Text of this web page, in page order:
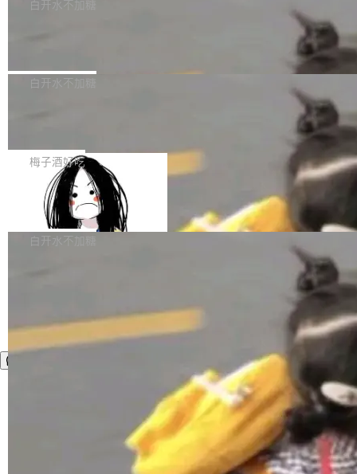
获配9...
题，该问题可能导致在旧版 Linux 内核...
P）！这一里程碑不仅标志着 Fluss 迈入新的发
白开水不加糖
长期停止内容更新，未能实现其作为“AI版维基百
提交的编辑请求也长期处于待处理状态。 Groki
pedia 于去年底上线，定位为由人工智能生成内
容的百科平台，被马斯克视为传统众包百科网站
维基百科的替代方案。Lawfare 调查发现，无论
热门页面还是低关注度页面，均未出现近期更
白开水不加糖
是这样的：配 MessageSource 的 Bean、写 R
eloadableResourceBundleMessageSource、
声明 LocaleResolver、注册 LocaleChangeInt
erceptor…五六步之后才能看到第一行翻译文
本。 Solon 换了个方式。整个 i18n 模块围绕三
梅子酒好吃
Apache Doris 4.1 全面增强 Iceberg：
支持 UPDATE、MERGE INTO 与 Iceb
erg V3
Apache Doris 4.1 要补齐的，正是缺失的那一
半。在已有查询能力的基础上，Doris 进一步支
常维护操作，并完整支持 Iceberg V3 格式。
白开水不加糖